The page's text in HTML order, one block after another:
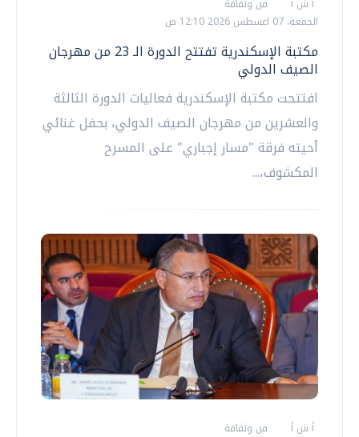
أ ش أ
فن وثقافة
الجمعة، 07 اغسطس 2026 12:10 ص
مكتبة الإسكندرية تفتتح الدورة الـ 23 من مهرجان
الصيف الدولي
افتتحت مكتبة الإسكندرية فعاليات الدورة الثالثة
والعشرين من مهرجان الصيف الدولي، بحفل غنائي
أحيته فرقة "مسار إجباري" على المسرح
المكشوف،...
أ ش أ
فن وثقافة